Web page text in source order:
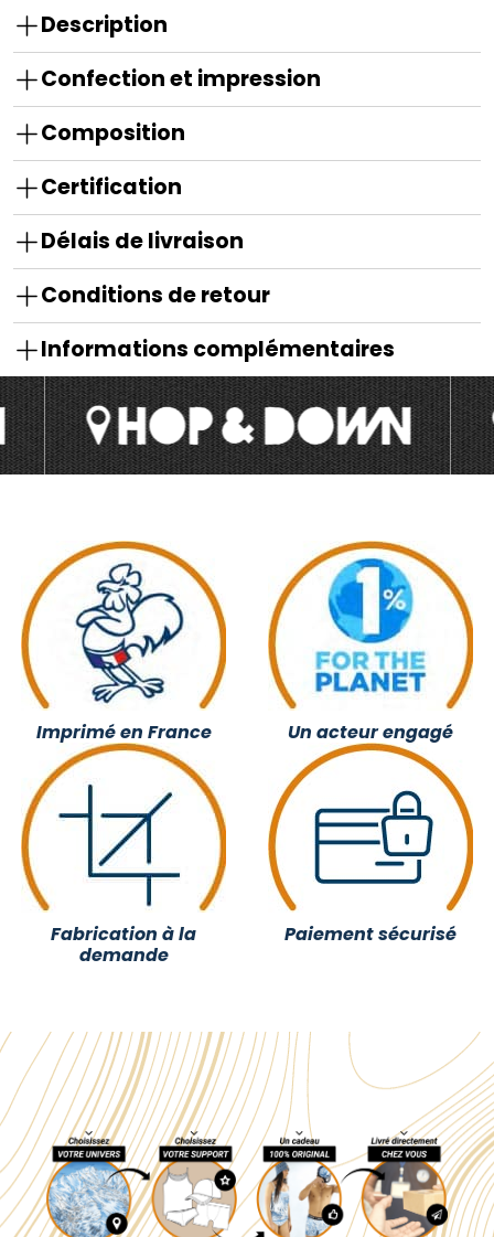
Description
Confection et impression
Composition
Certification
Délais de livraison
Conditions de retour
Informations complémentaires
Imprimé en France Un acteur engagé
Fabrication à la
demande
Paiement sécurisé